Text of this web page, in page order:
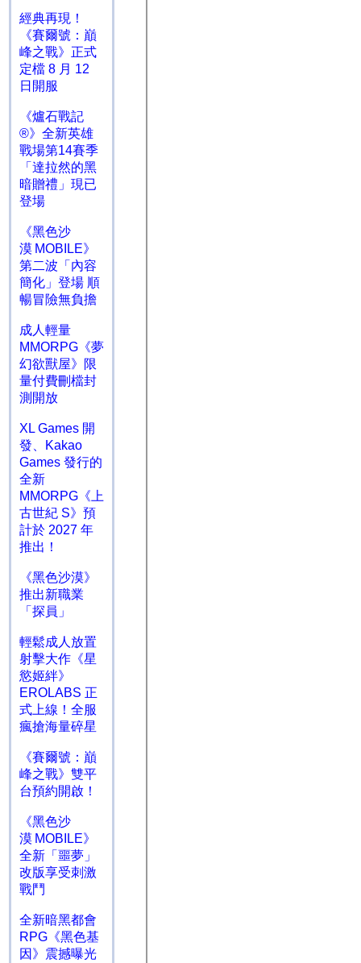
經典再現！
《賽爾號：巔
峰之戰》正式
定檔 8 月 12
日開服
《爐石戰記
®》全新英雄
戰場第14賽季
「達拉然的黑
暗贈禮」現已
登場
《黑色沙
漠 MOBILE》
第二波「內容
簡化」登場 順
暢冒險無負擔
成人輕量
MMORPG《夢
幻欲獸屋》限
量付費刪檔封
測開放
XL Games 開
發、Kakao
Games 發行的
全新
MMORPG《上
古世紀 S》預
計於 2027 年
推出！
《黑色沙漠》
推出新職業
「探員」
輕鬆成人放置
射擊大作《星
慾姬絆》
EROLABS 正
式上線！全服
瘋搶海量碎星
《賽爾號：巔
峰之戰》雙平
台預約開啟！
《黑色沙
漠 MOBILE》
全新「噩夢」
改版享受刺激
戰鬥
全新暗黑都會
RPG《黑色基
因》震撼曝光